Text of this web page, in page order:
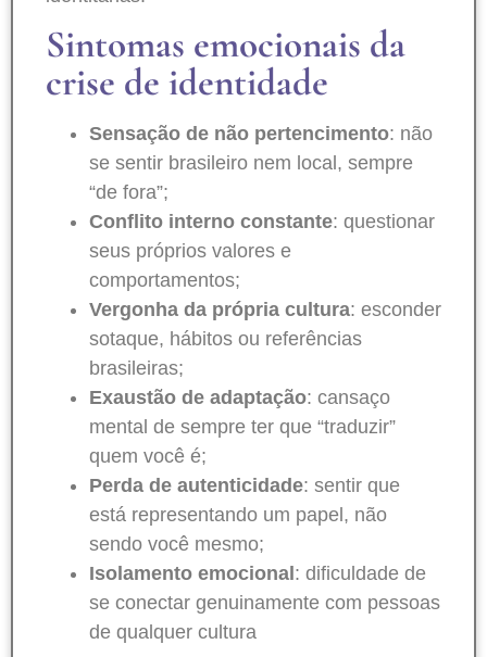
Sintomas emocionais da
crise de identidade
Sensação de não pertencimento: não
se sentir brasileiro nem local, sempre
“de fora”;
Conflito interno constante: questionar
seus próprios valores e
comportamentos;
Vergonha da própria cultura: esconder
sotaque, hábitos ou referências
brasileiras;
Exaustão de adaptação: cansaço
mental de sempre ter que “traduzir”
quem você é;
Perda de autenticidade: sentir que
está representando um papel, não
sendo você mesmo;
Isolamento emocional : dificuldade de
se conectar genuinamente com pessoas
de qualquer cultura